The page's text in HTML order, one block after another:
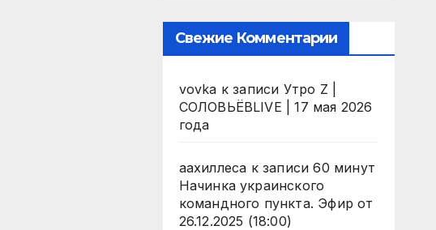
Свежие Комментарии
vovka к записи Утро Z |
СОЛОВЬЁВLIVE | 17 мая 2026
года
аахиллеса к записи60 минут
Начинка украинского
командного пункта. Эфир от
26.12.2025 (18:00)